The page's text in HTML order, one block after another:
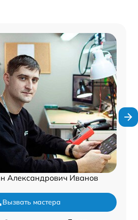
Александрович Иванов
Вызвать мастера